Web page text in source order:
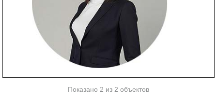
Показано 2 из 2 объектов